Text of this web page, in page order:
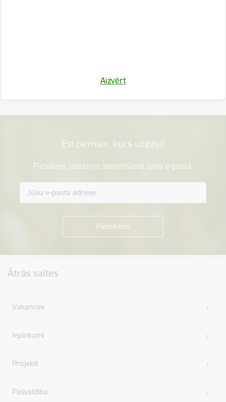
Aizvērt
Esi pirmais, kurš uzzina!
Piesakies jaunumu saņemšanai savā e-pastā.
Ātrās saites
Vakances
Iepirkumi
Projekti
Pašvaldība